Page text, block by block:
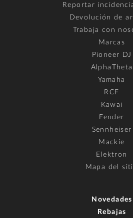
Reportar
Devolución de
Trabaja con
Marcas
Pioneer DJ
AlphaTheta
Yamaha
RCF
Kawai
Fender
Sennheiser
Mackie
Elektron
Mapa del
Novedades
Rebajas